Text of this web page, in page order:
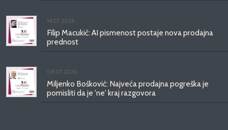
14.07.2026.
Filip Macukić: AI pismenost postaje nova prodajna
prednost
08.07.2026.
Miljenko Bošković: Najveća prodajna pogreška je
pomisliti da je 'ne' kraj razgovora